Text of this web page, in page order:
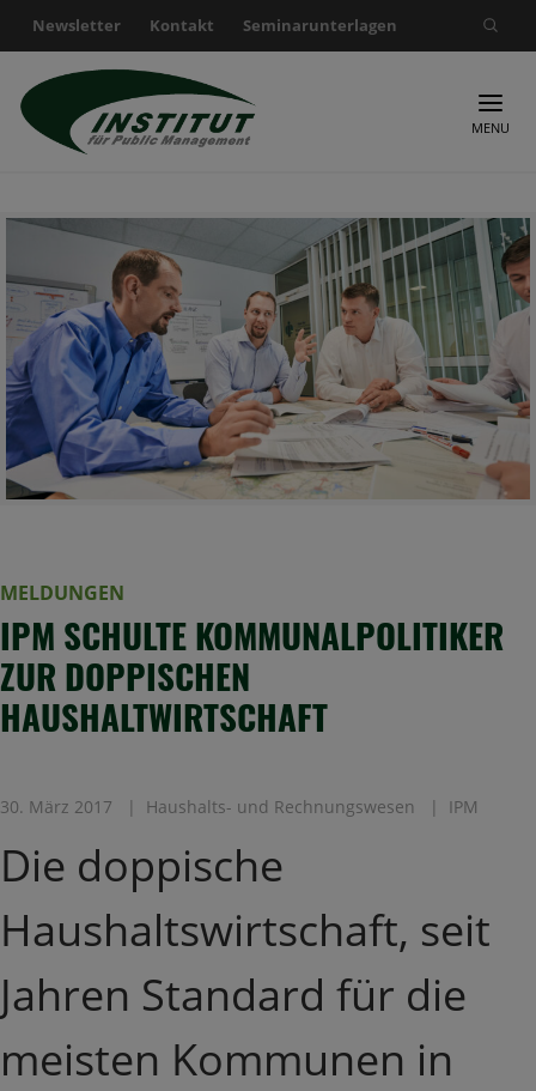
Newsletter Kontakt Seminarunterlagen
Suche nach:
MENU
MELDUNGEN
IPM SCHULTE KOMMUNALPOLITIKER
ZUR DOPPISCHEN
HAUSHALTWIRTSCHAFT
30. März 2017 Haushalts- und Rechnungswesen IPM
Die doppische
Haushaltswirtschaft, seit
Jahren Standard für die
meisten Kommunen in